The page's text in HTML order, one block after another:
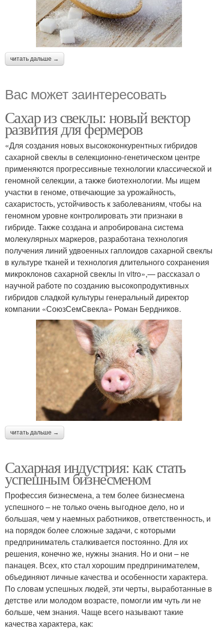
читать дальше →
Вас может заинтересовать
Сахар из свеклы: новый вектор
развития для фермеров
«Для создания новых высококонкурентных гибридов
сахарной свеклы в селекционно-генетическом центре
применяются прогрессивные технологии классической и
геномной селекции, а также биотехнологии. Мы ищем
участки в геноме, отвечающие за урожайность,
сахаристость, устойчивость к заболеваниям, чтобы на
геномном уровне контролировать эти признаки в
гибриде. Также создана и апробирована система
молекулярных маркеров, разработана технология
получения линий удвоенных гаплоидов сахарной свеклы
в культуре тканей и технология длительного сохранения
микроклонов сахарной свеклы in vitro»,— рассказал о
научной работе по созданию высокопродуктивных
гибридов сладкой культуры генеральный директор
компании «СоюзСемСвекла» Роман Бердников.
читать дальше →
Сахарная индустрия: как стать
успешным бизнесменом
Профессия бизнесмена, а тем более бизнесмена
успешного – не только очень выгодное дело, но и
большая, чем у наемных работников, ответственность, и
на порядок более сложные задачи, с которыми
предприниматель сталкивается постоянно. Для их
решения, конечно же, нужны знания. Но и они – не
панацея. Всех, кто стал хорошим предпринимателем,
объединяют личные качества и особенности характера.
По словам успешных людей, эти черты, выработанные в
детстве или молодом возрасте, помогли им чуть ли не
больше, чем знания. Чаще всего называют такие
качества характера, как: